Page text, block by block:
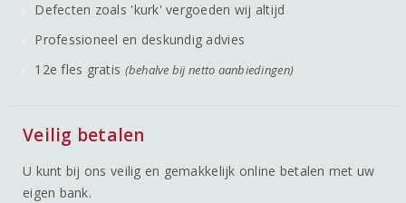
Defecten zoals 'kurk' vergoeden wij altijd
Professioneel en deskundig advies
12e fles gratis (behalve bij netto aanbiedingen)
Veilig betalen
U kunt bij ons veilig en gemakkelijk online betalen met uw
eigen bank.